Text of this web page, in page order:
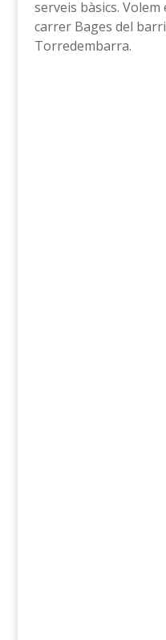
serveis bàsics.
carrer Bages del
Torredembarra.